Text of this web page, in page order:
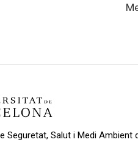
Seguretat, Salut i Medi Ambient